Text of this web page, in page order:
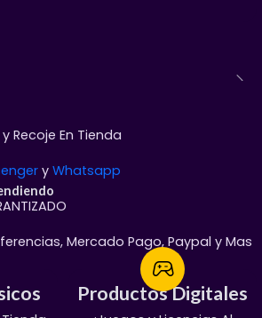
esta Ford F-150?
una leyenda viviente, y el modelo
perfecto entre lo clásico y lo
Recoje En Tienda
y Whatsapp
Mercado Pago, Paypal y Mas
Productos Digitales
Productos Digitales